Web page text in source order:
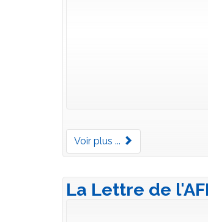
Voir plus ...
La Lettre de